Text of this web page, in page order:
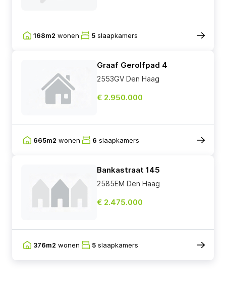
168m2 wonen 5 slaapkamers
Graaf Gerolfpad 4
2553GV Den Haag
€ 2.950.000
665m2 wonen 6 slaapkamers
Bankastraat 145
2585EM Den Haag
€ 2.475.000
376m2 wonen 5 slaapkamers